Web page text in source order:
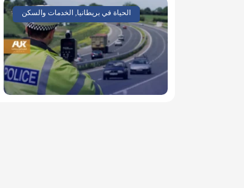
الحياة في بريطانيا, الخدمات والسكن